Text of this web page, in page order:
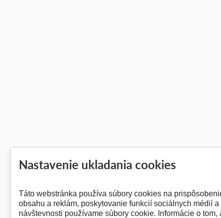
Nastavenie ukladania cookies
Táto webstránka používa súbory cookies na
obsahu a reklám, poskytovanie funkcií sociálnych médií
návštevnosti používame súbory cookie. Informácie o tom,